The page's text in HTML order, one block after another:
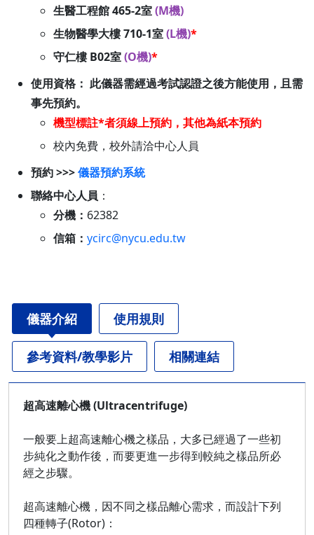
生醫工程館 465-2室(M機)
生物醫學大樓 710-1室(L機)*
守仁樓 B02室(O機)*
使用資格： 此儀器需經過考試認證之後方能使用，且需
事先預約。
機型標註*者須線上預約，其他為紙本預約
校內免費，校外請洽中心人員
預約 >>>儀器預約系統
聯絡中心人員 ：
分機： 62382
信箱： ycirc@nycu.edu.tw
儀器介紹 使用規則
參考資料/教學影片 相關連結
超高速離心機 (Ultracentrifuge)
一般要上超高速離心機之樣品，大多已經過了一些初
步純化之動作後，而要更進一步得到較純之樣品所必
經之步驟。
超高速離心機，因不同之樣品離心需求，而設計下列
四種轉子(Rotor)：